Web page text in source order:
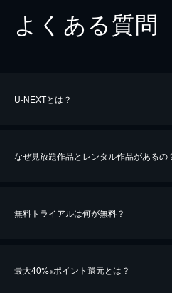
よくある質問
U-NEXTとは？
なぜ見放題作品とレンタル作品があるの
無料トライアルは何が無料？
最大40%※ポイント還元とは？